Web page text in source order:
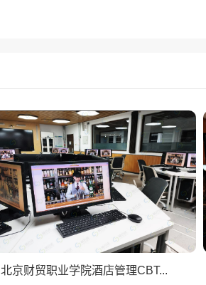
北京财贸职业学院酒店管理CBT...